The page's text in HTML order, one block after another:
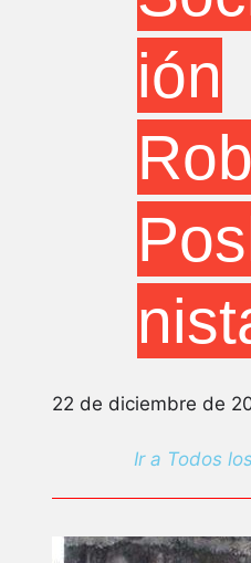
ión
22 de diciembre de
Ir a Todos